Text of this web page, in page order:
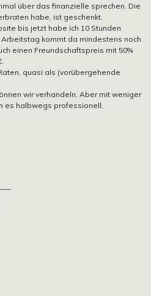
über das finanzielle sprechen. Die
habe, ist geschenkt.
bis jetzt habe ich 10 Stunden
kommt da mindestens noch
einen Freundschaftspreis mit 50%
quasi als (vorübergehende
wir verhandeln. Aber mit weniger
es halbwegs professionell,